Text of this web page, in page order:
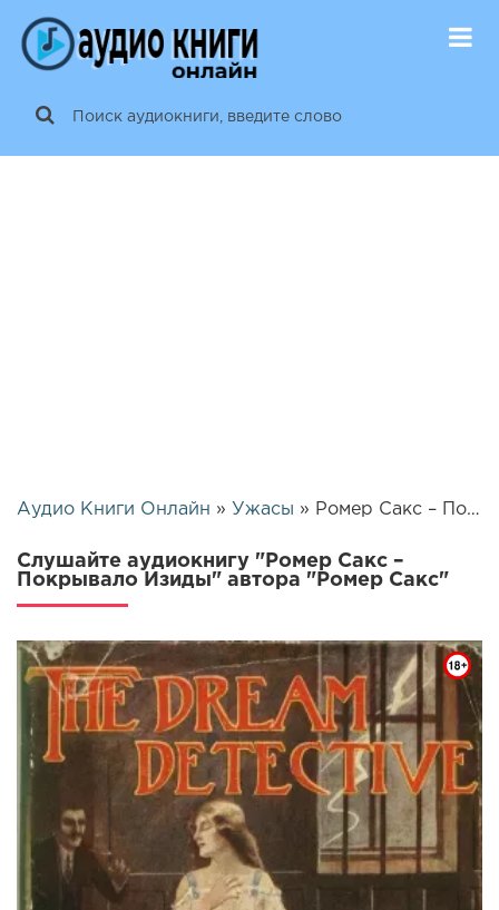
Аудио Книги Онлайн » Ужасы » Ромер Сакс – Покрывало Изиды | 25631
Слушайте аудиокнигу "Ромер Сакс –
Покрывало Изиды" автора "Ромер Сакс"